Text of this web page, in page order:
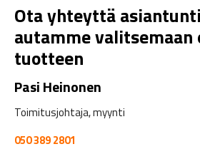
Ota yhteyttä
autamme valitsemaan
tuotteen
Pasi Heinonen
Toimitusjohtaja, myynti
050 389 2801